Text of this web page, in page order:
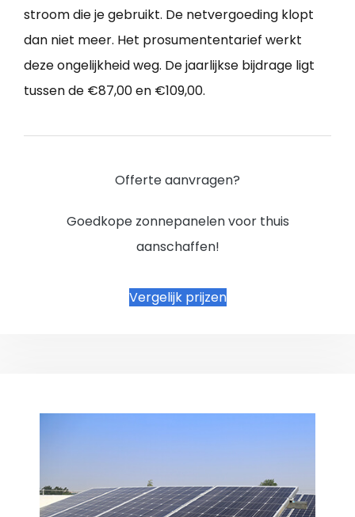
stroom die je gebruikt. De netvergoeding klopt
dan niet meer. Het prosumententarief werkt
deze ongelijkheid weg. De jaarlijkse bijdrage ligt
tussen de €87,00 en €109,00.
Offerte aanvragen?
Goedkope zonnepanelen voor thuis
aanschaffen!
Vergelijk prijzen